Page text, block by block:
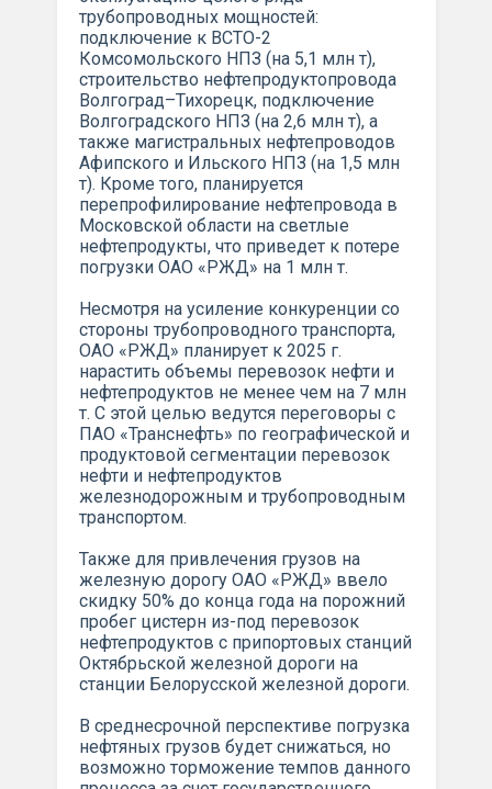
трубопроводных мощностей:
подключение к ВСТО-2
Комсомольского НПЗ (на 5,1 млн т),
строительство нефтепродуктопровода
Волгоград–Тихорецк, подключение
Волгоградского НПЗ (на 2,6 млн т), а
также магистральных нефтепроводов
Афипского и Ильского НПЗ (на 1,5 млн
т). Кроме того, планируется
перепрофилирование нефтепровода в
Московской области на светлые
нефтепродукты, что приведет к потере
погрузки ОАО «РЖД» на 1 млн т.
Несмотря на усиление конкуренции со
стороны трубопроводного транспорта,
ОАО «РЖД» планирует к 2025 г.
нарастить объемы перевозок нефти и
нефтепродуктов не менее чем на 7 млн
т. С этой целью ведутся переговоры с
ПАО «Транснефть» по географической и
продуктовой сегментации перевозок
нефти и нефтепродуктов
железнодорожным и трубопроводным
транспортом.
Также для привлечения грузов на
железную дорогу ОАО «РЖД» ввело
скидку 50% до конца года на порожний
пробег цистерн из-под перевозок
нефтепродуктов с припортовых станций
Октябрьской железной дороги на
станции Белорусской железной дороги.
В среднесрочной перспективе погрузка
нефтяных грузов будет снижаться, но
возможно торможение темпов данного